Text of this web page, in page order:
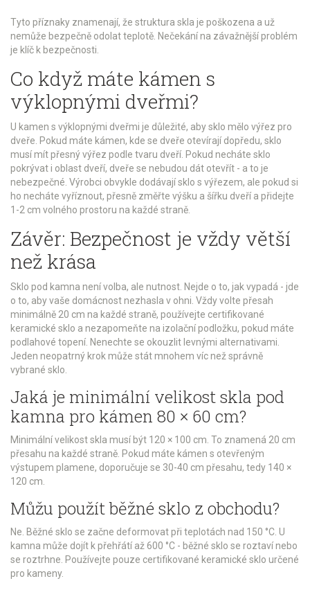
Tyto příznaky znamenají, že struktura skla je poškozena a už
nemůže bezpečně odolat teplotě. Nečekání na závažnější problém
je klíč k bezpečnosti.
Co když máte kámen s
výklopnými dveřmi?
U kamen s výklopnými dveřmi je důležité, aby sklo mělo výřez pro
dveře. Pokud máte kámen, kde se dveře otevírají dopředu, sklo
musí mít přesný výřez podle tvaru dveří. Pokud necháte sklo
pokrývat i oblast dveří, dveře se nebudou dát otevřít - a to je
nebezpečné. Výrobci obvykle dodávají sklo s výřezem, ale pokud si
ho necháte vyříznout, přesně změřte výšku a šířku dveří a přidejte
1-2 cm volného prostoru na každé straně.
Závěr: Bezpečnost je vždy větší
než krása
Sklo pod kamna není volba, ale nutnost. Nejde o to, jak vypadá - jde
o to, aby vaše domácnost nezhasla v ohni. Vždy volte přesah
minimálně 20 cm na každé straně, používejte certifikované
keramické sklo a nezapomeňte na izolační podložku, pokud máte
podlahové topení. Nenechte se okouzlit levnými alternativami.
Jeden neopatrný krok může stát mnohem víc než správně
vybrané sklo.
Jaká je minimální velikost skla pod
kamna pro kámen 80 × 60 cm?
Minimální velikost skla musí být 120 × 100 cm. To znamená 20 cm
přesahu na každé straně. Pokud máte kámen s otevřeným
výstupem plamene, doporučuje se 30-40 cm přesahu, tedy 140 ×
120 cm.
Můžu použít běžné sklo z obchodu?
Ne. Běžné sklo se začne deformovat při teplotách nad 150 °C. U
kamna může dojít k přehřátí až 600 °C - běžné sklo se roztaví nebo
se roztrhne. Používejte pouze certifikované keramické sklo určené
pro kameny.